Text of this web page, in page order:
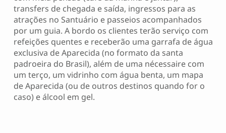
transfers de chegada e saída, ingressos para as
atrações no Santuário e passeios acompanhados
por um guia. A bordo os clientes terão serviço com
refeições quentes e receberão uma garrafa de água
exclusiva de Aparecida (no formato da santa
padroeira do Brasil), além de uma nécessaire com
um terço, um vidrinho com água benta, um mapa
de Aparecida (ou de outros destinos quando for o
caso) e álcool em gel.